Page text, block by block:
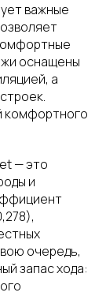
важные
оснащены
а
комфортного
— это
и
очередь,
запас хода: